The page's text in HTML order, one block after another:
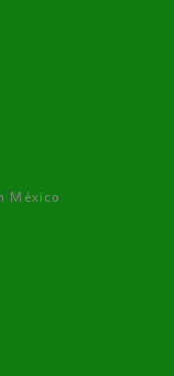
México